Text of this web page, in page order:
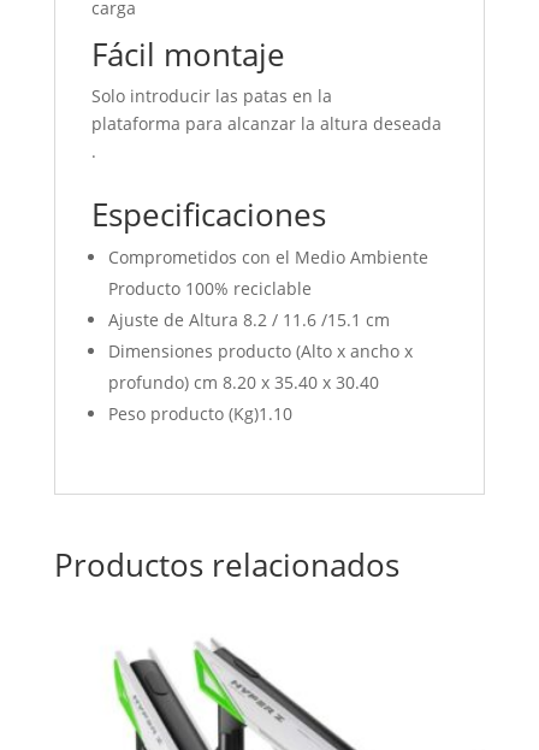
carga
Fácil montaje
Solo introducir las patas en la
plataforma para alcanzar la altura deseada
.
Especificaciones
Comprometidos con el Medio Ambiente
Producto 100% reciclable
Ajuste de Altura 8.2 / 11.6 /15.1 cm
Dimensiones producto (Alto x ancho x
profundo) cm 8.20 x 35.40 x 30.40
Peso producto (Kg)1.10
Productos relacionados